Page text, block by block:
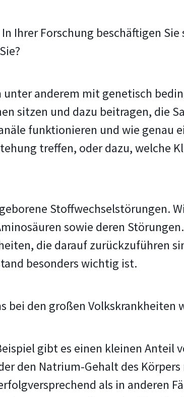
Ihrer Forschung beschäftigen
anderem mit genetisch
sitzen und dazu beitragen, die
funktionieren und wie genau
treffen, oder dazu, welche
Stoffwechselstörungen.
sowie deren
die darauf zurückzuführen
besonders wichtig ist.
bei den großen Volkskrankheiten
gibt es einen kleinen Anteil
den Natrium-Gehalt des
als in anderen